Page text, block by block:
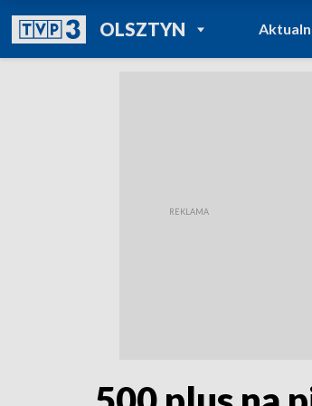
OLSZTYNPOWRÓT DO
TVP REGIONY